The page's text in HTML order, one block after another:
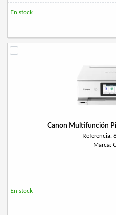
En stock
Canon Multifunción
Referencia:
Marca:
En stock